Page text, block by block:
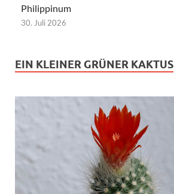
Philippinum
30. Juli 2026
EIN KLEINER GRÜNER KAKTUS